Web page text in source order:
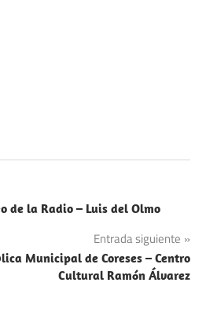
de la Radio – Luis del Olmo
Entrada siguiente
Municipal de Coreses – Centro
Cultural Ramón Álvarez